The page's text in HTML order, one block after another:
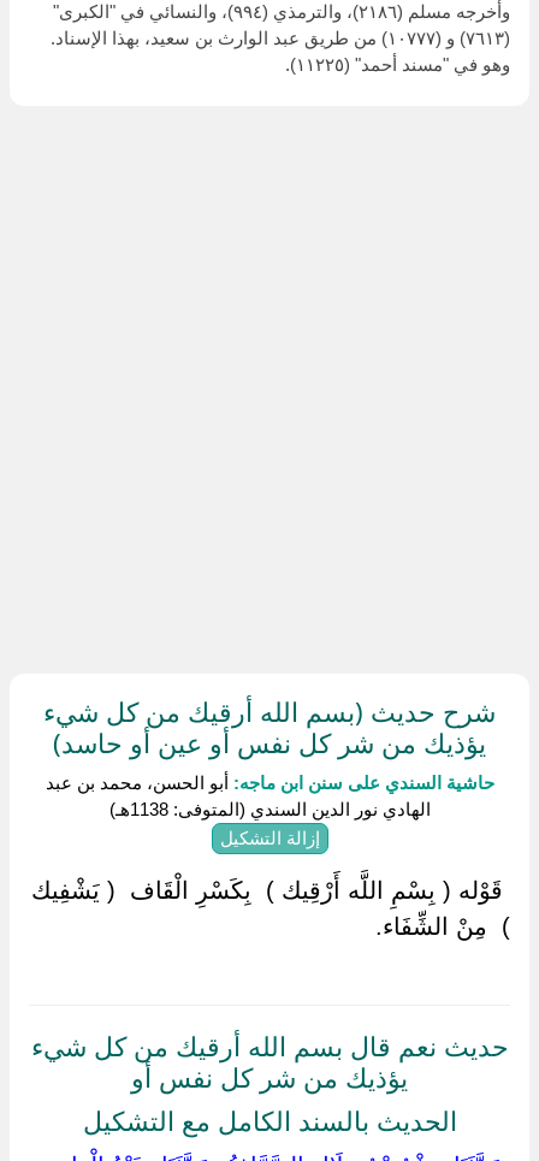
وأخرجه مسلم (٢١٨٦)، والترمذي (٩٩٤)، والنسائي في "الكبرى"
(٧٦١٣) و (١٠٧٧٧) من طريق عبد الوارث بن سعيد، بهذا الإسناد.
وهو في "مسند أحمد" (١١٢٢٥).
شرح حديث (بسم الله أرقيك من كل شيء
يؤذيك من شر كل نفس أو عين أو حاسد)
حاشية السندي على سنن ابن ماجه: أبو الحسن، محمد بن عبد
الهادي نور الدين السندي (المتوفى: 1138هـ)
إزالة التشكيل
‏ ‏قَوْله ( بِسْمِ اللَّه أَرْقِيك ) ‏ ‏بِكَسْرِ الْقَاف ‏ ‏( يَشْفِيك
) ‏ ‏مِنْ الشِّفَاء.
حديث نعم قال بسم الله أرقيك من كل شيء
يؤذيك من شر كل نفس أو
الحديث بالسند الكامل مع التشكيل